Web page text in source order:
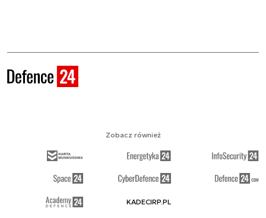
Zobacz również
KADECIRP.PL